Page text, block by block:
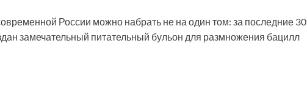
России можно набрать не на один том: за последние 30
замечательный питательный бульон для размножения бацилл